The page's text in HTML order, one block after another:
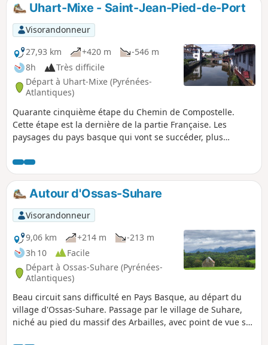
Uhart-Mixe - Saint-Jean-Pied-de-Port
Visorandonneur
27,93 km
+420 m
-546 m
8h
Très difficile
Départ à Uhart-Mixe (Pyrénées-
Atlantiques)
Quarante cinquième étape du Chemin de Compostelle.
Cette étape est la dernière de la partie Française. Les
paysages du pays basque qui vont se succéder, plus
souvenir inoubliable. À votre arrivée à Saint-Jean-Pied-de-
Port, vous aurez déjà parcouru en 45 jours de marche, 1150
kilomètres environ, avec 12750 m de dénivelé positif. De
quoi être fier du chemin accompli ! Pensez à vous rendre au
bureau d’accueil des pèlerins muni de votre crédenciale afin
de faire attester de votre passage à Saint-Jean-Pied-de-Port,
avant la traversée des Pyrénées et afin de prendre les
informations utiles pour votre traversée en Espagne.
Profitez également d'une journée de repos pour recharger
les batteries et profiter de la ville qui est classé parmi Les
Plus Beaux Villages de France grâce à son architecture
basque typique et préservée, ses paysages verdoyants
ouverts sur les Pyrénées et au savoir-faire de ses
producteurs et de ses artisans d’art.
Autour d'Ossas-Suhare
Visorandonneur
9,06 km
+214 m
-213 m
3h 10
Facile
Départ à Ossas-Suhare (Pyrénées-
Atlantiques)
Beau circuit sans difficulté en Pays Basque, au départ du
village d'Ossas-Suhare. Passage par le village de Suhare,
niché au pied du massif des Arbailles, avec point de vue sur